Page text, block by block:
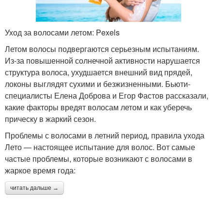
Уход за волосами летом: Pexels
Летом волосы подвергаются серьезным испытаниям.
Из-за повышенной солнечной активности нарушается
структура волоса, ухудшается внешний вид прядей,
локоны выглядят сухими и безжизненными. Бьюти-
специалисты Елена Доброва и Егор Фастов рассказали,
какие факторы вредят волосам летом и как уберечь
прическу в жаркий сезон.
Проблемы с волосами в летний период, правила ухода
Лето — настоящее испытание для волос. Вот самые
частые проблемы, которые возникают с волосами в
жаркое время года:
читать дальше →